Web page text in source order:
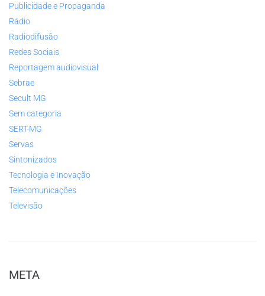
Publicidade e Propaganda
Rádio
Radiodifusão
Redes Sociais
Reportagem audiovisual
Sebrae
Secult MG
Sem categoria
SERT-MG
Servas
Sintonizados
Tecnologia e Inovação
Telecomunicações
Televisão
META